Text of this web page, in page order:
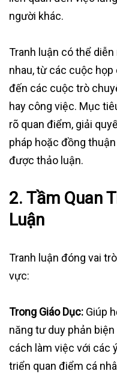
người khác.
Tranh luận có thể
nhau, từ các cuộc
đến các cuộc trò
hay công việc. Mục
rõ quan điểm, giải
pháp hoặc đồng
được thảo luận.
2. Tầm Quan
Luận
Tranh luận đóng vai
vực:
Trong Giáo Dục: Giúp
năng tư duy phản
cách làm việc với các
triển quan điểm cá